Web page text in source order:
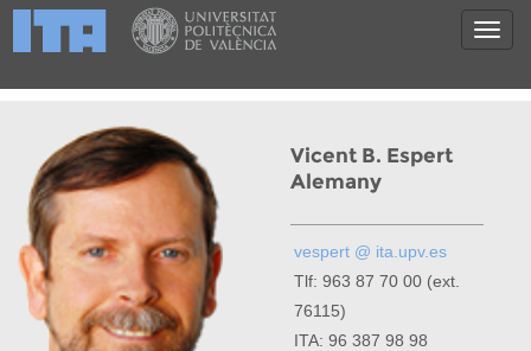
Vicent B. Espert
Alemany
vespert @ ita.upv.es
Tlf: 963 87 70 00 (ext.
76115)
ITA: 96 387 98 98